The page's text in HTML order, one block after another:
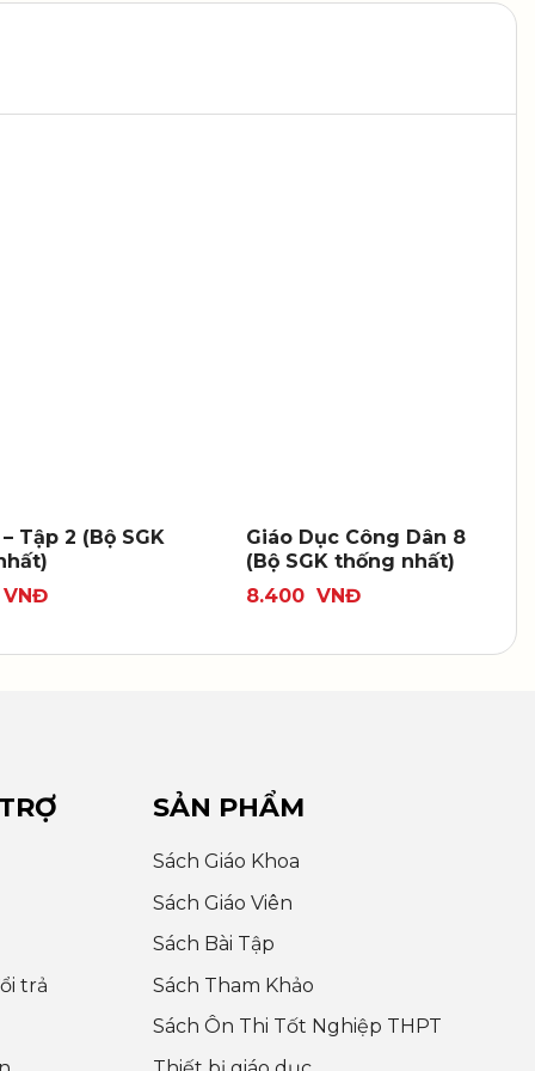
Tập 2 (Bộ SGK
VNĐ
Giáo Dục Công Dân 8
(Bộ SGK thống nhất)
8.400 VNĐ
trả
SẢN PHẨM
Sách Giáo Khoa
Sách Giáo Viên
Sách Bài Tập
Sách Tham Khảo
Sách Ôn Thi Tốt Nghiệp THPT